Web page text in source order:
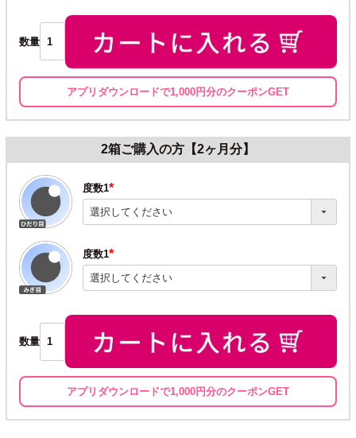
数量
アプリダウンロードで1,000円分のクーポンGET
2箱ご購入の方【2ヶ月分】
度数1
(必
須)
度数1
(必
須)
数量
アプリダウンロードで1,000円分のクーポンGET